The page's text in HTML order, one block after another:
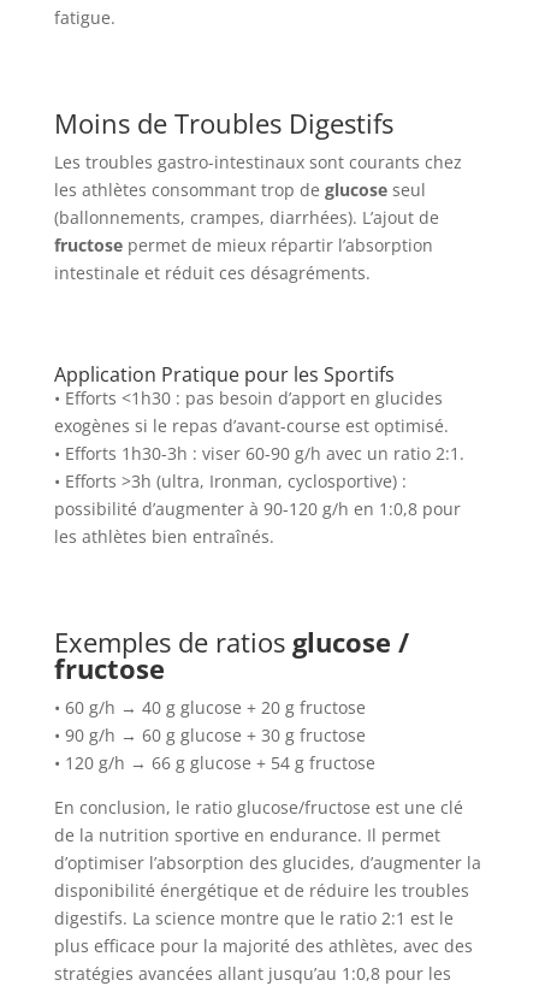
fatigue.
Moins de Troubles Digestifs
Les troubles gastro-intestinaux sont courants chez
les athlètes consommant trop de glucoseseul
(ballonnements, crampes, diarrhées). L’ajout de
fructosepermet de mieux répartir l’absorption
intestinale et réduit ces désagréments.
Application Pratique pour les Sportifs
• Efforts <1h30 : pas besoin d’apport en glucides
exogènes si le repas d’avant-course est optimisé.
• Efforts 1h30-3h : viser 60-90 g/h avec un ratio 2:1.
• Efforts >3h (ultra, Ironman, cyclosportive) :
possibilité d’augmenter à 90-120 g/h en 1:0,8 pour
les athlètes bien entraînés.
Exemples de ratios glucose /
fructose
• 60 g/h → 40 g glucose + 20 g fructose
• 90 g/h → 60 g glucose + 30 g fructose
• 120 g/h → 66 g glucose + 54 g fructose
En conclusion, le ratio glucose/fructose est une clé
de la nutrition sportive en endurance. Il permet
d’optimiser l’absorption des glucides, d’augmenter la
disponibilité énergétique et de réduire les troubles
digestifs. La science montre que le ratio 2:1 est le
plus efficace pour la majorité des athlètes, avec des
stratégies avancées allant jusqu’au 1:0,8 pour les